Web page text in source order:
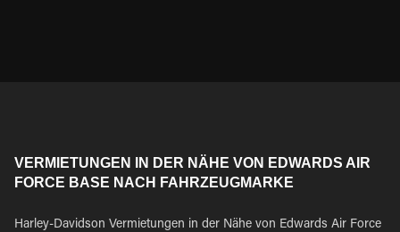
VERMIETUNGEN IN DER NÄHE VON EDWARDS AIR
FORCE BASE NACH FAHRZEUGMARKE
Harley-Davidson Vermietungen in der Nähe von Edwards Air Force